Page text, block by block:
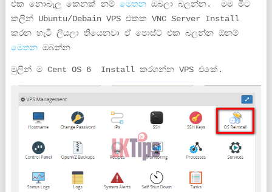
එක නොබැලු කෙනක් නම් මෙතනඔබලා බලන්න. මම මිට
කලින් Ubuntu/Debain VPS එකක VNC Server Install
කරන හැටි ලියලා තියෙනවා ඒ පොස්ට් එක බලන්න ඕනම්
මෙතනඔබන්න
මුලින් ම Cent OS 6 Install කරගන්න VPS එකේ.